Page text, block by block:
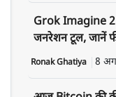
Grok Imagine
जनरेशन टूल, जानें
Ronak Ghatiya 8